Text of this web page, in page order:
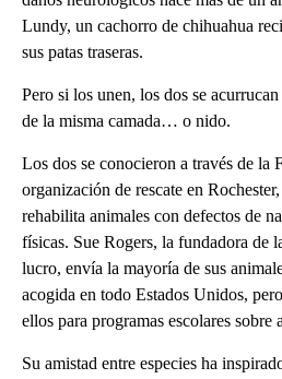
Lundy, un cachorro de chihuahua
sus patas traseras.
Pero si los unen, los dos se
de la misma camada… o nido.
Los dos se conocieron a través de la
organización de rescate en
rehabilita animales con defectos de
físicas. Sue Rogers, la fundadora de
lucro, envía la mayoría de sus
acogida en todo Estados Unidos,
ellos para programas escolares sobre
Su amistad entre especies ha